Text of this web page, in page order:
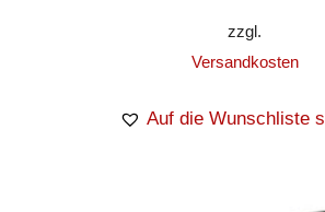
zzgl.
Versandkosten
Auf die Wunschliste